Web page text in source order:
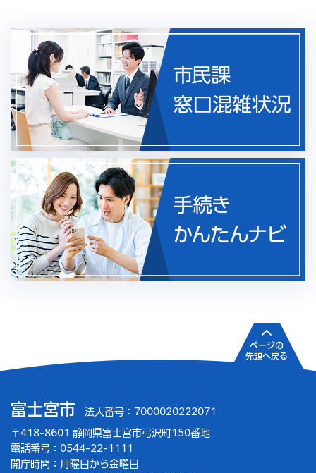
富士宮市 法人番号：7000020222071
〒418-8601 静岡県富士宮市弓沢町150番地
電話番号：0544-22-1111
開庁時間： 月曜日から金曜日
ページの
先頭へ戻る